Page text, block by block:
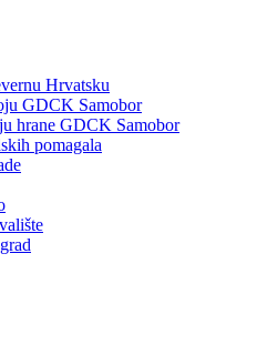
Hrvatsku
GDCK Samobor
hrane GDCK Samobor
pomagala